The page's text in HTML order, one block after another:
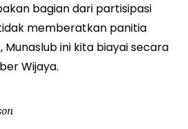
bagian dari partisipasi
memberatkan panitia
ini kita biayai secara
Wijaya.